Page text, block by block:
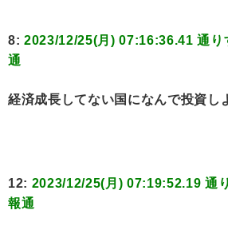
8: 2023/12/25(月) 07:16:36.41 通り
通
経済成長してない国になんで投資し
12: 2023/12/25(月) 07:19:52.19 通
報通